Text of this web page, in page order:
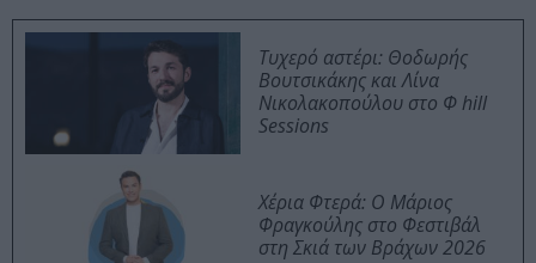
Τυχερό αστέρι: Θοδωρής
Βουτσικάκης και Λίνα
Νικολακοπούλου στο Φ hill
Sessions
Χέρια Φτερά: Ο Μάριος
Φραγκούλης στο Φεστιβάλ
στη Σκιά των Βράχων 2026